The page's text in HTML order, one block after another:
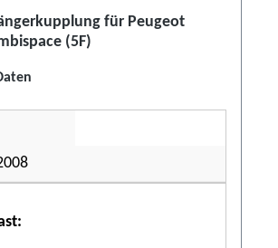
für Peugeot
(5F)